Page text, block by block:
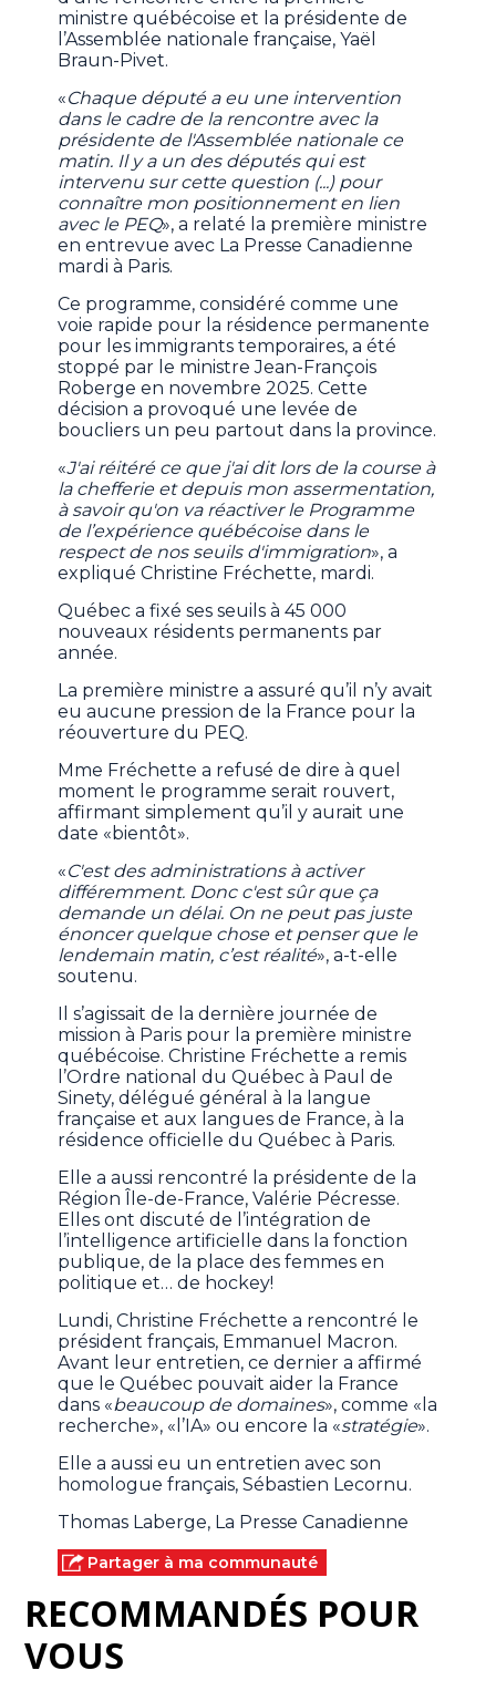
ministre québécoise et la présidente de
l’Assemblée nationale française, Yaël
Braun-Pivet.
«Chaque député a eu une intervention
dans le cadre de la rencontre avec la
présidente de l'Assemblée nationale ce
matin. Il y a un des députés qui est
intervenu sur cette question (...) pour
connaître mon positionnement en lien
avec le PEQ», a relaté la première ministre
en entrevue avec La Presse Canadienne
mardi à Paris.
Ce programme, considéré comme une
voie rapide pour la résidence permanente
pour les immigrants temporaires, a été
stoppé par le ministre Jean-François
Roberge en novembre 2025. Cette
décision a provoqué une levée de
boucliers un peu partout dans la province.
«J'ai réitéré ce que j'ai dit lors de la course à
la chefferie et depuis mon assermentation,
à savoir qu'on va réactiver le Programme
de l’expérience québécoise dans le
respect de nos seuils d'immigration», a
expliqué Christine Fréchette, mardi.
Québec a fixé ses seuils à 45 000
nouveaux résidents permanents par
année.
La première ministre a assuré qu’il n’y avait
eu aucune pression de la France pour la
réouverture du PEQ.
Mme Fréchette a refusé de dire à quel
moment le programme serait rouvert,
affirmant simplement qu’il y aurait une
date «bientôt».
«C'est des administrations à activer
différemment. Donc c'est sûr que ça
demande un délai. On ne peut pas juste
énoncer quelque chose et penser que le
lendemain matin, c’est réalité», a-t-elle
soutenu.
Il s’agissait de la dernière journée de
mission à Paris pour la première ministre
québécoise. Christine Fréchette a remis
l’Ordre national du Québec à Paul de
Sinety, délégué général à la langue
française et aux langues de France, à la
résidence officielle du Québec à Paris.
Elle a aussi rencontré la présidente de la
Région Île-de-France, Valérie Pécresse.
Elles ont discuté de l’intégration de
l’intelligence artificielle dans la fonction
publique, de la place des femmes en
politique et… de hockey!
Lundi, Christine Fréchette a rencontré le
président français, Emmanuel Macron.
Avant leur entretien, ce dernier a affirmé
que le Québec pouvait aider la France
dans «beaucoup de domaines», comme «la
recherche», «l’IA» ou encore la «stratégie».
Elle a aussi eu un entretien avec son
homologue français, Sébastien Lecornu.
Thomas Laberge, La Presse Canadienne
Partager à ma communauté
RECOMMANDÉS POUR
VOUS